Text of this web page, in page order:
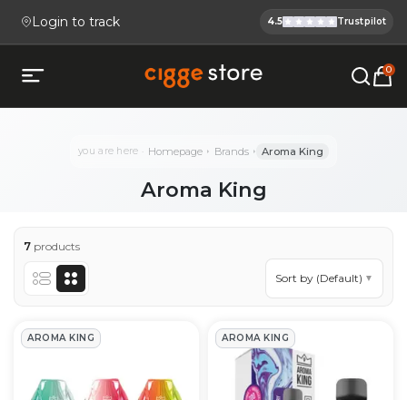
Login to track
Cigge.se Is
4.5 Trustpilot
Open mobile menu
Köp E-cigg, E-juice, Snus &
0
you are here Homepage Brands Aroma King
Aroma King
7 products
Sort by (Default) ▼
Aroma King Products
AROMA KING AROMA KING